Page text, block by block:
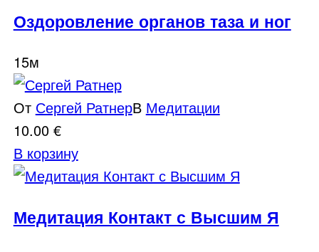
Оздоровление органов таза и ног
15м
От Сергей РатнерВ Медитации
10.00 €
В корзину
Медитация Контакт с Высшим Я